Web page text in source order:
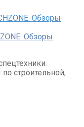
Обзоры
строительной,